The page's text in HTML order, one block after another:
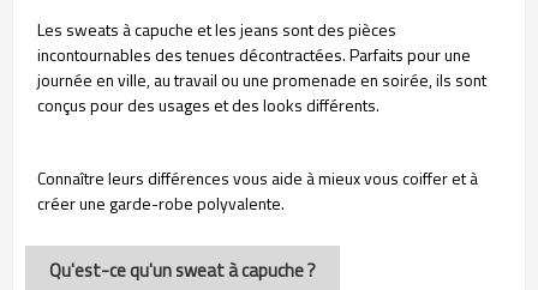
Les sweats à capuche et les jeans sont des pièces
incontournables des tenues décontractées. Parfaits pour une
journée en ville, au travail ou une promenade en soirée, ils sont
conçus pour des usages et des looks différents.
Connaître leurs différences vous aide à mieux vous coiffer et à
créer une garde-robe polyvalente.
Qu'est-ce qu'un sweat à capuche ?